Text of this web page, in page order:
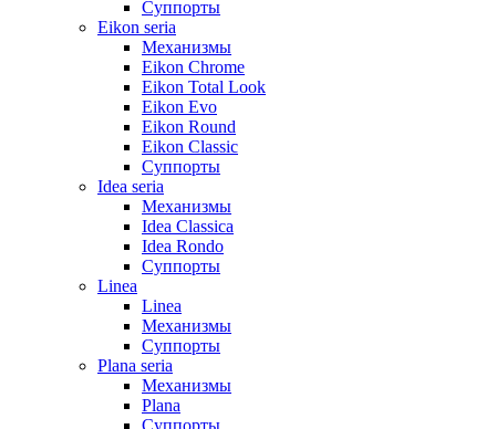
Суппорты
Eikon seria
Механизмы
Eikon Chrome
Eikon Total Look
Eikon Evo
Eikon Round
Eikon Classic
Суппорты
Idea seria
Механизмы
Idea Classica
Idea Rondo
Суппорты
Linea
Linea
Механизмы
Суппорты
Plana seria
Механизмы
Plana
Суппорты